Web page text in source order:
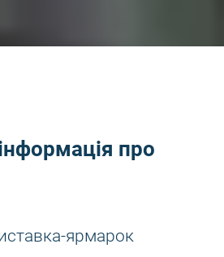
про
ярмарок